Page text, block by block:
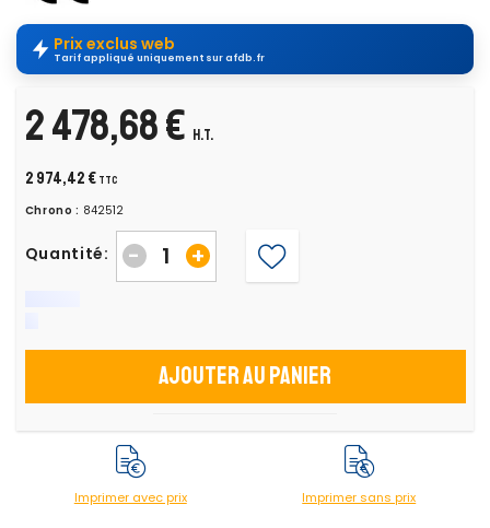
Prix exclus web
Tarif appliqué uniquement sur afdb.fr
2 478,68 € H.T.
2 974,42 € TTC
Chrono : 842512
Quantité: +
-
Ajouter au panier
Imprimer avec prix Imprimer sans prix